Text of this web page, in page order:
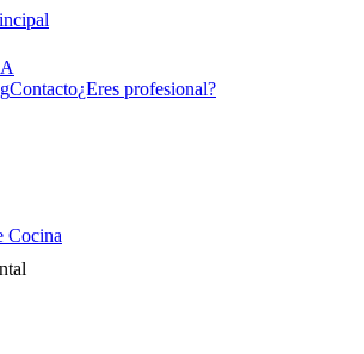
Contacto¿Eres profesional?
Cocina